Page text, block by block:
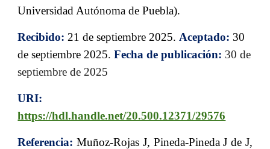
Universidad Autónoma de Puebla).
Recibido: 21 deseptiembre 2025. Aceptado: 30
deseptiembre 2025.Fecha de publicación: 30 de
septiembre de 2025
URI:
https://hdl.handle.net/20.500.12371/29576
Referencia:Muñoz-Rojas J, Pineda-Pineda J de J,